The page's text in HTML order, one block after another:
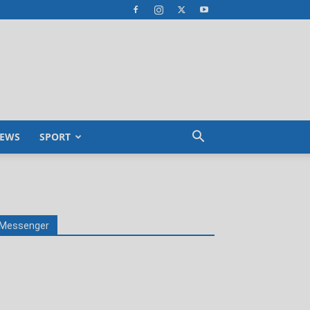
SPORT
Messenger